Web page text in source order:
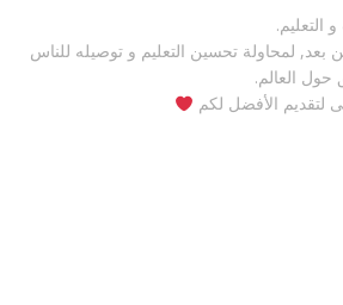
التعليم.
لمحاولة تحسين التعليم و توصيله للناس
العالم.
الأفضل لكم